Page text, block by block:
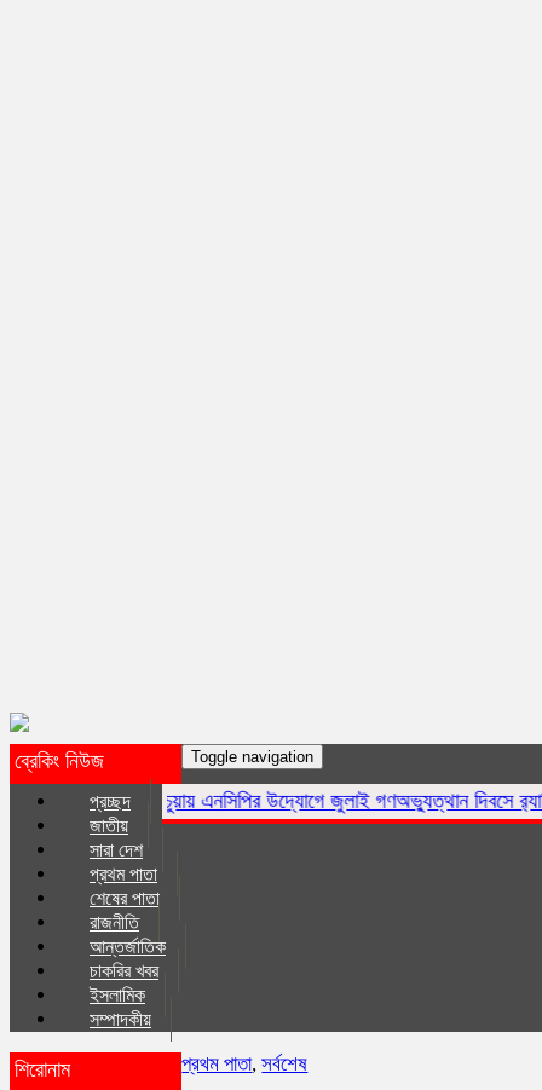
ব্রেকিং নিউজ
কচুয়ায় এনসিপির উদ্যোগে জুলাই গণঅভ্যুত্থান দিবসে র‌্যালি ও আলোচনা সভা
Toggle navigation
প্রচ্ছদ
জাতীয়
সারা দেশ
প্রথম পাতা
শেষের পাতা
রাজনীতি
আন্তর্জাতিক
চাকরির খবর
ইসলা‌মিক
সম্পাদকীয়
শিরোনাম
প্রথম পাতা,সর্বশেষ